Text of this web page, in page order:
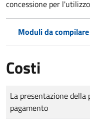
concessione per
Moduli da
Costi
Tipo di pagamento
Importo
La presentazione
pagamento